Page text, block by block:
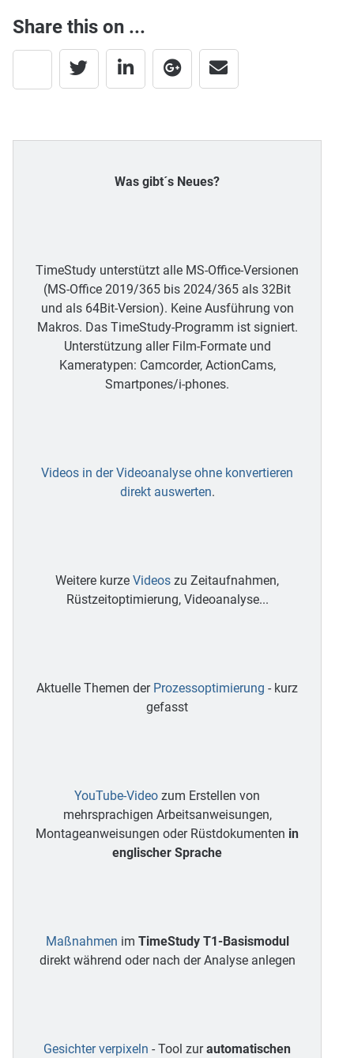
Share this on ...
Was gibt´s Neues?
TimeStudy unterstützt alle MS-Office-Versionen
(MS-Office 2019/365 bis 2024/365 als 32Bit
und als 64Bit-Version). Keine Ausführung von
Makros. Das TimeStudy-Programm ist signiert.
Unterstützung aller Film-Formate und
Kameratypen: Camcorder, ActionCams,
Smartpones/i-phones.
Videos in der Videoanalyse ohne konvertieren
direkt auswerten.
Weitere kurze Videos zu Zeitaufnahmen,
Rüstzeitoptimierung, Videoanalyse...
Aktuelle Themen der Prozessoptimierung - kurz
gefasst
YouTube-Video zum Erstellen von
mehrsprachigen Arbeitsanweisungen,
Montageanweisungen oder Rüstdokumenten in
englischer Sprache
Maßnahmen im TimeStudy T1-Basismodul
direkt während oder nach der Analyse anlegen
Gesichter verpixeln - Tool zurautomatischen